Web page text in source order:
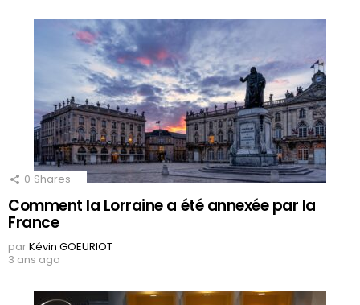
0 Shares
Comment la Lorraine a été annexée par la
France
parKévin GOEURIOT
3 ans ago